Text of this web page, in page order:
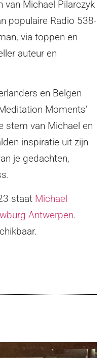
van Michael Pilarczyk
populaire Radio 538-
via toppen en
auteur en
en Belgen
Moments’
stem van Michael en
inspiratie uit zijn
je gedachten,
staat Michael
Antwerpen.